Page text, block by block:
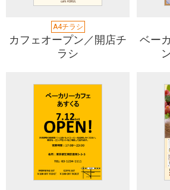
A4チラシ
カフェオープン／開店チ
ラシ
ベー